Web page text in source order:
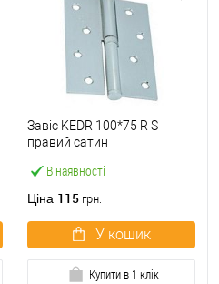
В наявності
Завіс KEDR 100*75 R S
правий сатин
Ціна 115 грн.
У кошик
Купити в 1 клік